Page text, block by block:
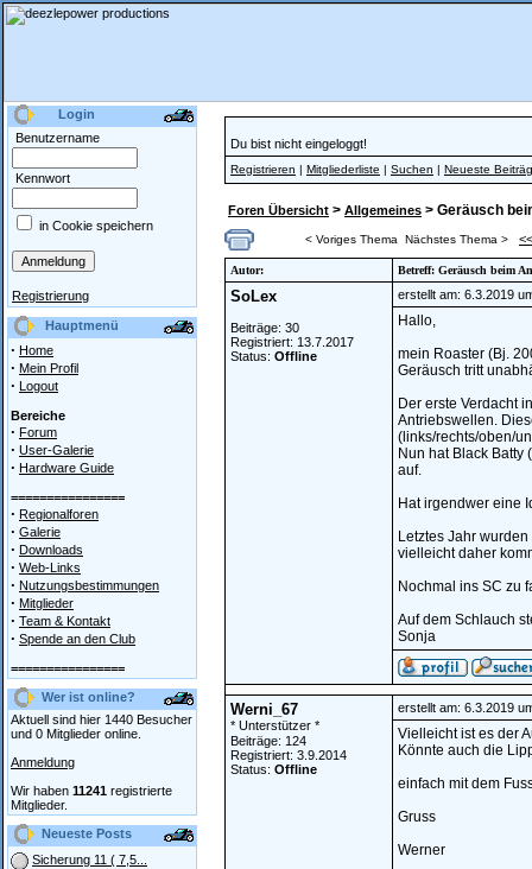
Login
Benutzername
Kennwort
in Cookie speichern
Registrierung
Hauptmenü
· Home
· Mein Profil
· Logout
Bereiche
· Forum
· User-Galerie
· Hardware Guide
================
· Regionalforen
· Galerie
· Downloads
· Web-Links
· Nutzungsbestimmungen
· Mitglieder
· Team & Kontakt
· Spende an den Club
================
Wer ist online?
Aktuell sind hier 1440 Besucher
und 0 Mitglieder online.
Anmeldung
Wir haben 11241 registrierte
Mitglieder.
Neueste Posts
Sicherung 11 ( 7,5...
Du bist nicht eingeloggt!
Registrieren | Mitgliederliste | Suchen | Neueste
Foren Übersicht > Allgemeines > Geräusch
< Voriges Thema Nächstes Thema > <<
Autor: Betreff: Geräusch beim
SoLex
Beiträge: 30
Registriert: 13.7.2017
Status: Offline
erstellt am: 6.3.2019
Hallo,
mein Roaster (Bj.
Geräusch tritt
Der erste Verdacht
Antriebswellen.
(links/rechts/oben/
Nun hat Black Batty
auf.
Hat irgendwer eine
Letztes Jahr
vielleicht daher
Nochmal ins SC zu
Auf dem Schlauch
Sonja
Werni_67
* Unterstützer *
Beiträge: 124
Registriert: 3.9.2014
Status: Offline
erstellt am: 6.3.2019
Vielleicht ist es der
Könnte auch die
einfach mit dem
Gruss
Werner